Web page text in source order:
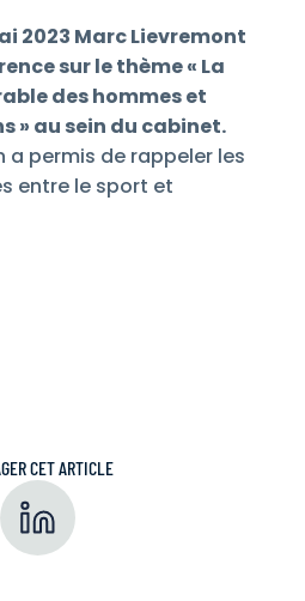
2023 Marc Lievremont
sur le thème « La
des hommes et
» au sein du cabinet.
permis de rappeler les
entre le sport et
CET ARTICLE